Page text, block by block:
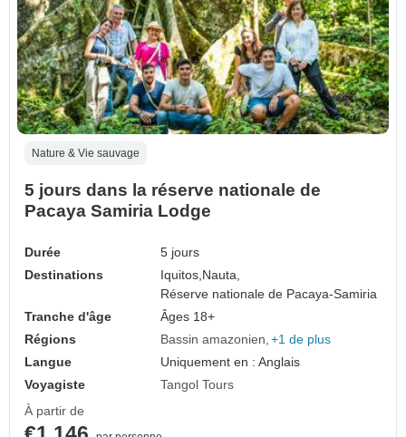
Nature & Vie sauvage
5 jours dans la réserve nationale de
Pacaya Samiria Lodge
Durée
5 jours
Destinations
Iquitos, Nauta,
Réserve nationale de Pacaya-Samiria
Tranche d'âge
Âges 18+
Régions
Bassin amazonien +1 de plus
Langue
Uniquement en : Anglais
Voyagiste
Tangol Tours
À partir de